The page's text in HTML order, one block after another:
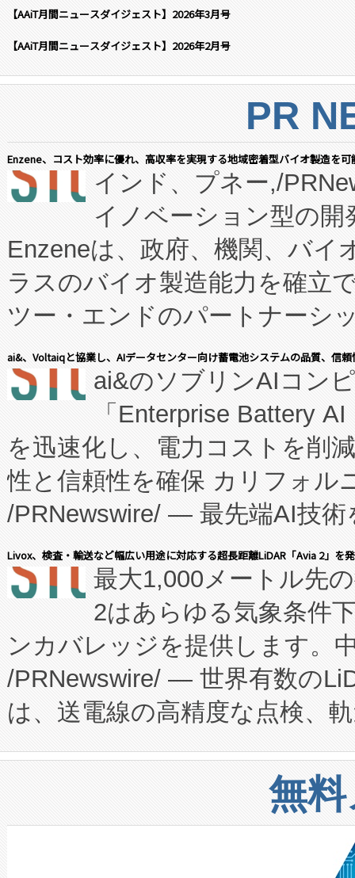
【AAiT月間ニュースダイジェスト】2026年3月号
【AAiT月間ニュースダイジェスト】2026年2月号
PR
Enzene、コスト効率に優れ、高収率を実現する地域密着型バイオ製造を
インド、プネー,/
イノベーション型の
Enzeneは、政府、機関、バイ
ラスのバイオ製造能力を確立
ツー・エンドのパートナーシ
表しました。 同社の実績ある
manufacturing™ (FCCM™) プ
たNeXは、バイオ医薬品製造
従来のフェッドバッチ施設の
に、患者やサプライチェーン
キー方式で拡張性が高く、持
す。FCCM‑を活用した現地生
患者にとっての費用負担を大
のアクセスを大幅に拡大する
Fully-Connected Continuous
プログラムには、施設設計・
に関する技術移転および知的
構造化トレーニングカリキュ
上げおよび商用化段階におけ
設備整備および立ち上げ調整
加組織は、Enzeneのバイオ
ai&、Voltaiqと協業し、AIデータセンター向け蓄電池システムの品質、信
ai&のソブリンAIコン
「Enterprise Battery
を迅速化し、電力コストを削
性と信頼性を確保 カリフォル
/PRNewswire/ — 最先端AI技術
会社エーアイ・アンド：本社
President原信平）と、エンタ
ードするVoltaiqは、日本にあ
ーエネルギー貯蔵システム（
た。 Voltaiq独自のAI搭載プラ
定、統合、導入、運用に至る
安全性を追跡し、確保する事
増加しているデータセンター
る電力網に大きな負担をかけ
事業者の負担軽減という課題
Livox、検査・輸送など幅広い用途に対応する超長距離LiDAR「Avia 2」を
最大1,000メートル先
2はあらゆる気象条件
ンカバレッジを提供します。
/PRNewswire/ — 世界有数の
は、送電線の高精度な点検、
や穀物倉庫におけるバルク材
リューション「Avia 2」を発
したAvia 2は、1,000メート
狭視野のFOVを切り替えるこ
無